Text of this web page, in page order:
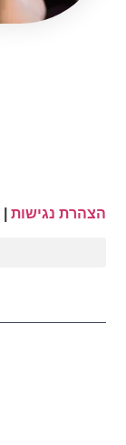
הצהרת נגישות|